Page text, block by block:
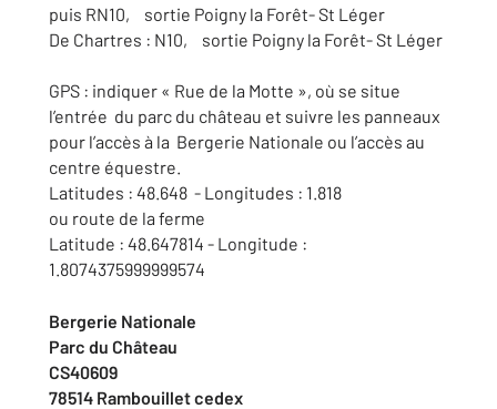
puis RN10, sortie Poigny la Forêt- St Léger
De Chartres : N10, sortie Poigny la Forêt- St Léger
GPS : indiquer « Rue de la Motte », où se situe
l’entrée du parc du château et suivre les panneaux
pour l’accès à la Bergerie Nationale ou l’accès au
centre équestre.
Latitudes : 48.648 - Longitudes : 1.818
ou route de la ferme
Latitude : 48.647814 - Longitude :
1.8074375999999574
Bergerie Nationale
Parc du Château
CS40609
78514 Rambouillet cedex